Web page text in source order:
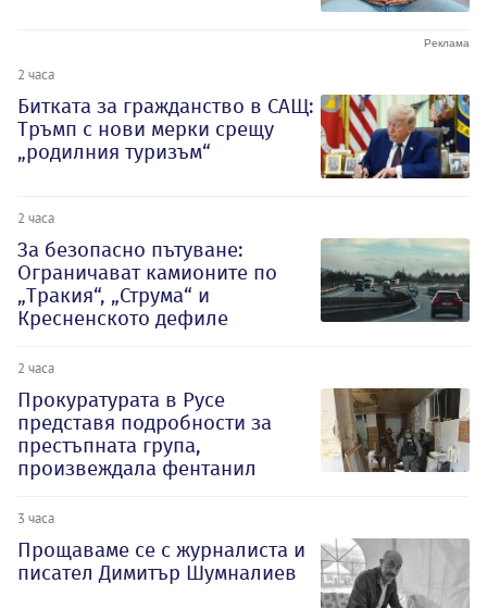
2 часа
Битката за гражданство в САЩ:
Тръмп с нови мерки срещу
„родилния туризъм“
2 часа
За безопасно пътуване:
Ограничават камионите по
„Тракия“, „Струма“ и
Кресненското дефиле
2 часа
Прокуратурата в Русе
представя подробности за
престъпната група,
произвеждала фентанил
3 часа
Прощаваме се с журналиста и
писател Димитър Шумналиев